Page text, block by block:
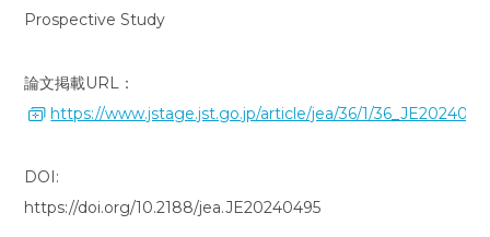
Prospective Study
論文掲載URL：
https://www.jstage.jst.go.jp/article/jea/36/1/
DOI:
https://doi.org/10.2188/jea.JE20240495